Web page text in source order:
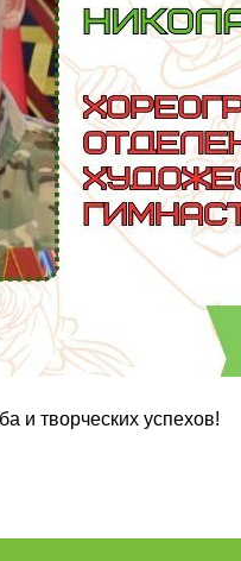
и творческих успехов!